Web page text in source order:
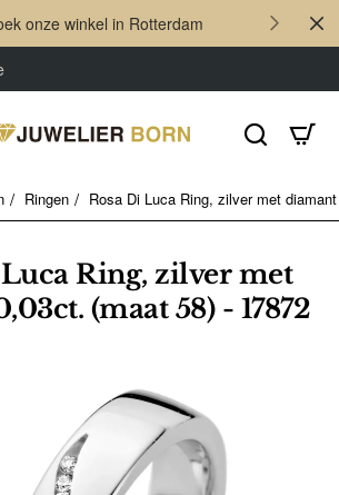
onze winkel in Rotterdam
Ring, zilver met
(maat 58) - 17872
Ringen Rosa Di Luca Ring, zilver met